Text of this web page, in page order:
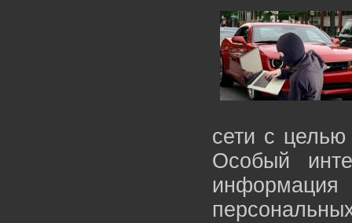
сети с
Особый